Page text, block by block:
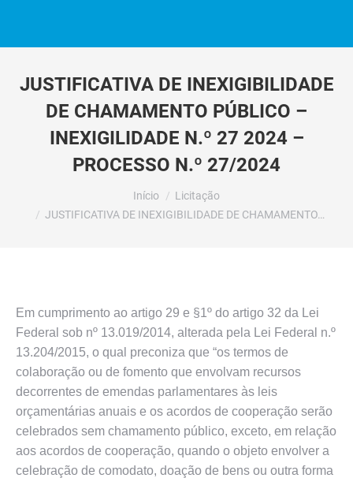
JUSTIFICATIVA DE INEXIGIBILIDADE
DE CHAMAMENTO PÚBLICO –
INEXIGILIDADE N.º 27 2024 –
PROCESSO N.º 27/2024
Início
Licitação
JUSTIFICATIVA DE INEXIGIBILIDADE DE CHAMAMENTO…
Em cumprimento ao artigo 29 e §1º do artigo 32 da Lei
Federal sob nº 13.019/2014, alterada pela Lei Federal n.º
13.204/2015, o qual preconiza que “os termos de
colaboração ou de fomento que envolvam recursos
decorrentes de emendas parlamentares às leis
orçamentárias anuais e os acordos de cooperação serão
celebrados sem chamamento público, exceto, em relação
aos acordos de cooperação, quando o objeto envolver a
celebração de comodato, doação de bens ou outra forma